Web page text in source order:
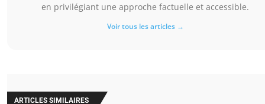
en privilégiant une approche factuelle et accessible.
Voir tous les articles →
ARTICLES SIMILAIRES